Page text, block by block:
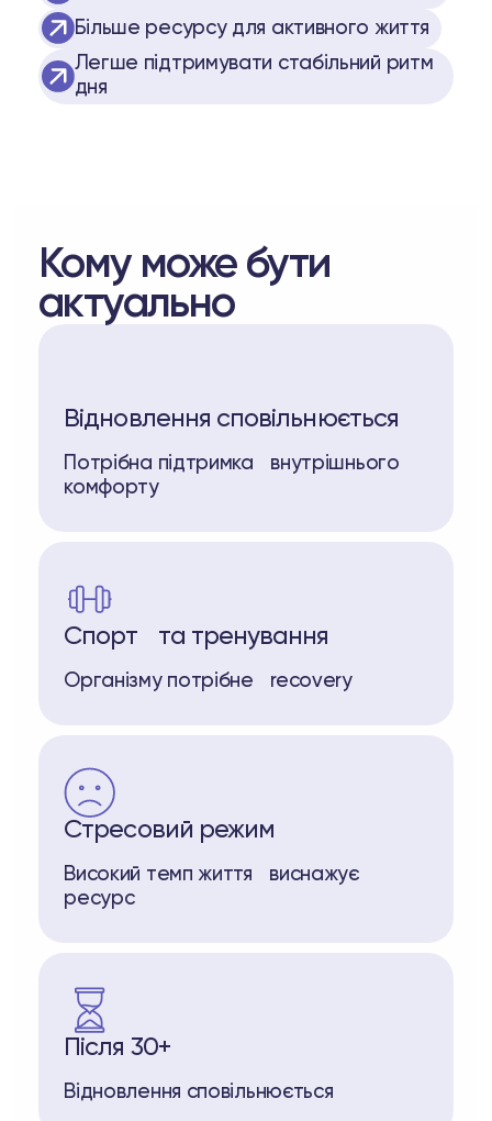
Більше ресурсу для активного життя
Легше підтримувати стабільний ритм
дня
Кому може бути
актуально
Відновлення сповільнюється
Потрібна підтримка внутрішнього
комфорту
Спорт та тренування
Організму потрібне recovery
Стресовий режим
Високий темп життя виснажує
ресурс
Після 30+
Відновлення сповільнюється